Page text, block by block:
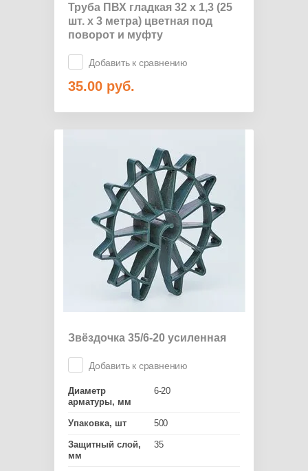
Труба ПВХ гладкая 32 х 1,3 (25
шт. х 3 метра) цветная под
поворот и муфту
Добавить к сравнению
35.00 руб.
Звёздочка 35/6-20 усиленная
Добавить к сравнению
Диаметр
арматуры, мм
6-20
Упаковка, шт 500
Защитный слой,
мм
35